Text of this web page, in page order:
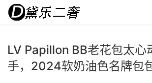
LV Papillon BB老花包太心
手，2024软奶油色名牌包